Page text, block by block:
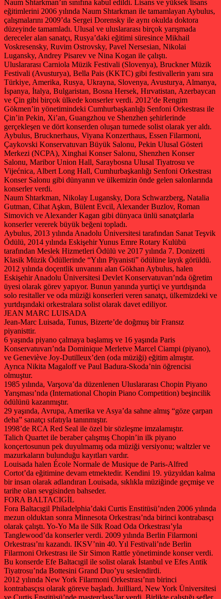
Naum Shtarkman’ın sınıfına kabul edildi. Lisans ve yüksek lisans
eğitimlerini 2006 yılında Naum Shtarkman ile tamamlayan Aybulus,
çalışmalarını 2009’da Sergei Dorensky ile aynı okulda doktora
düzeyinde tamamladı. Ulusal ve uluslararası birçok yarışmada
dereceler alan sanatçı, Rusya’daki eğitimi süresince Mikhail
Voskresensky, Ruvim Ostrovsky, Pavel Nersesian, Nikolai
Lugansky, Andrey Pisarev ve Nina Kogan ile çalıştı.
Uluslararası Carniola Müzik Festivali (Slovenya), Bruckner Müzik
Festivali (Avusturya), Bella Pais (KKTC) gibi festivallerin yanı sıra
Türkiye, Amerika, Rusya, Ukrayna, Slovenya, Avusturya, Almanya,
İspanya, İtalya, Bulgaristan, Bosna Hersek, Hırvatistan, Azerbaycan
ve Çin gibi birçok ülkede konserler verdi. 2012’de Rengim
Gökmen’in yönetimindeki Cumhurbaşkanlığı Senfoni Orkestrası ile
Çin’in Pekin, Xi’an, Guangzhou ve Shenzhen şehirlerinde
gerçekleşen ve dört konserden oluşan turnede solist olarak yer aldı.
Aybulus, Brucknerhaus, Viyana Konzerthaus, Essen Filarmoni,
Çaykovski Konservatuvarı Büyük Salonu, Pekin Ulusal Gösteri
Merkezi (NCPA), Xinghai Konser Salonu, Shenzhen Konser
Salonu, Maribor Union Hall, Saraybosna Ulusal Tiyatrosu ve
Vijećnica, Albert Long Hall, Cumhurbaşkanlığı Senfoni Orkestrası
Konser Salonu gibi dünyanın ve ülkemizin önde gelen salonlarında
konserler verdi.
Naum Shtarkman, Nikolay Lugansky, Dora Schwarzberg, Natalia
Gutman, Cihat Aşkın, Bülent Evcil, Alexander Buzlov, Roman
Simovich ve Alexander Kagan gibi dünyaca ünlü sanatçılarla
konserler vererek büyük beğeni topladı.
Aybulus, 2013 yılında Anadolu Üniversitesi tarafından Sanat Teşvik
Ödülü, 2014 yılında Eskişehir Yunus Emre Rotary Kulübü
tarafından Meslek Hizmetleri Ödülü ve 2017 yılında 7. Donizetti
Klasik Müzik Ödüllerinde “Yılın Piyanisti” ödülüne layık görüldü.
2012 yılında doçentlik unvanını alan Gökhan Aybulus, halen
Eskişehir Anadolu Üniversitesi Devlet Konservatuvarı’nda öğretim
üyesi olarak görev yapıyor. Bunun yanında yurtiçi ve yurtdışında
solo resitaller ve oda müziği konserleri veren sanatçı, ülkemizdeki ve
yurtdışındaki orkestralara solist olarak davet ediliyor.
JEAN MARC LUISADA
Jean-Marc Luisada, Tunus, Bizerte’de doğmuş bir Fransız
piyanisttir.
6 yaşında piyano çalmaya başlamış ve 16 yaşında Paris
Konservatuvarı’nda Dominique Merletve Marcel Ciampi (piyano),
ve Geneviève Joy-Dutilleux’den (oda müziği) eğitim almıştır.
Ayrıca Nikita Magaloff ve Paul Badura-Skoda’nin öğrencisi
olmuştur.
1985 yılında, Varşova’da düzenlenen Uluslararası Chopin Piyano
Yarışması’nda (International Chopin Piano Competition) beşincilik
ödülünü kazanmıştır.
29 yaşında, Avrupa, Amerika ve Asya’da sahne almış “göze çarpan
deha” sanatçı sıfatıyla tanınmıştır.
1998’de RCA Red Seal ile özel bir sözleşme imzalamıştır.
Talich Quartet ile beraber çalışmış Chopin’in ilk piyano
konçertosunun pek duyulmamış oda müziği versiyonu; waltzler ve
mazurkaların bulunduğu kayıtları vardır.
Louisada halen École Normale de Musique de Paris-Alfred
Cortot’da eğitimine devam etmektedir. Kendini 19. yüzyıldan kalma
bir insan olarak adlandıran Louisada, sıklıkla müziğinde geçmişe ve
tarihe olan sevgisinden bahseder.
FORA BALTACIGİL
Fora Baltacıgil Philadelphia’daki Curtis Enstitüsü’nden 2006 yılında
mezun olduktan sonra Minnesota Orkestrası’nda birinci kontrabasçı
olarak çalıştı. Yo-Yo Ma ile Silk Road Oda Orkestrası’yla
Tanglewood’da konserler verdi. 2009 yılında Berlin Filarmoni
Orkestrası’nı kazandı. IKSV’nin 40. Yıl Festivali’nde Berlin
Filarmoni Orkestrası ile Sir Simon Rattle yönetiminde konser verdi.
Bu konserde Efe Baltacıgil ile solist olarak İstanbul ve Efes Antik
Tiyatrosu’nda Bottesini Grand Duo’yu seslendirdi.
2012 yılında New York Filarmoni Orkestrası’nın birinci
kontrabasçısı olarak göreve başladı. Juilliard, New York Üniversitesi
ve Curtis Enstitüsü’nde masterclass’lar verdi. Birlikte çalıştığı şefler